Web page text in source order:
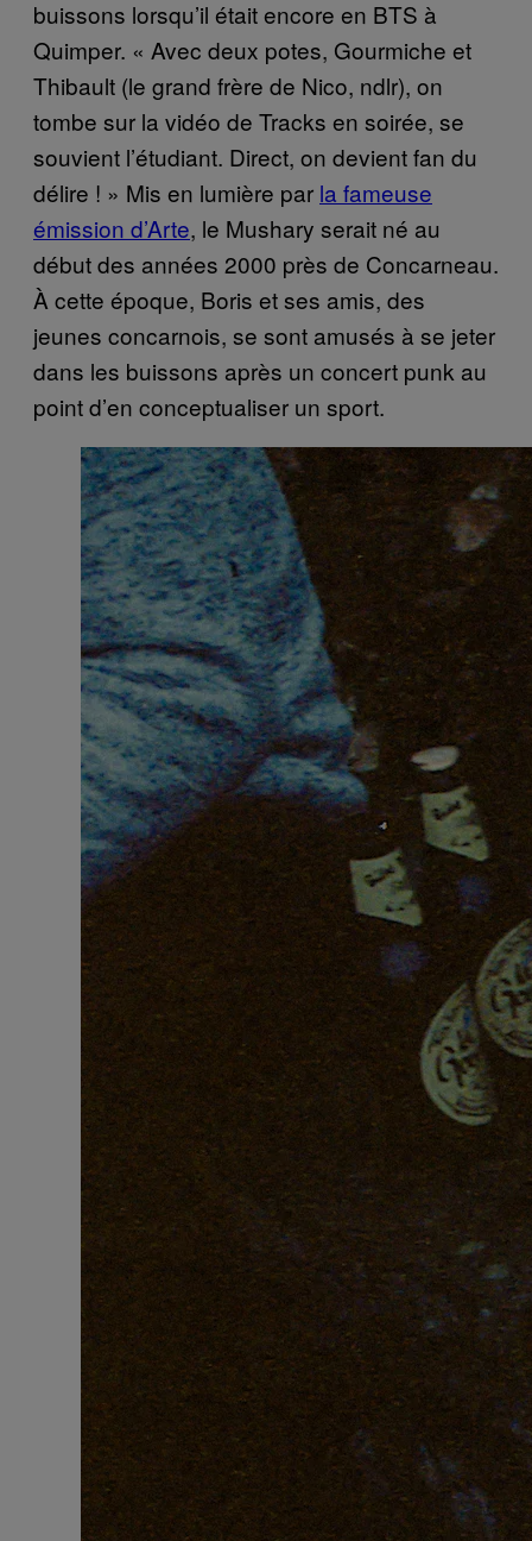
buissons lorsqu’il était encore en BTS à
Quimper. « Avec deux potes, Gourmiche et
Thibault (le grand frère de Nico, ndlr), on
tombe sur la vidéo de Tracks en soirée, se
souvient l’étudiant. Direct, on devient fan du
délire ! » Mis en lumière par la fameuse
émission d’Arte, le Mushary serait né au
début des années 2000 près de Concarneau.
À cette époque, Boris et ses amis, des
jeunes concarnois, se sont amusés à se jeter
dans les buissons après un concert punk au
point d’en conceptualiser un sport.